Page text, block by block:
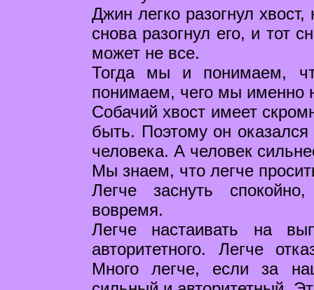
Джин легко разогнул
снова разогнул его, и тот
может не все.
Тогда мы и понимаем,
понимаем, чего мы именно
Собачий хвост имеет
быть. Поэтому он
человека. А человек
Мы знаем, что легче
Легче заснуть
вовремя.
Легче настаивать на
авторитетного. Легче
Много легче, если за